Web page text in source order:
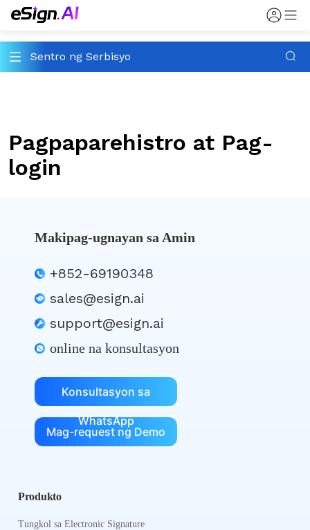
Sentro ng Serbisyo
Pagpaparehistro at Pag-
login
Makipag-ugnayan sa Amin
+852-69190348
sales@esign.ai
support@esign.ai
online na konsultasyon
Konsultasyon sa
WhatsApp
Mag-request ng Demo
Produkto
Tungkol sa Electronic Signature